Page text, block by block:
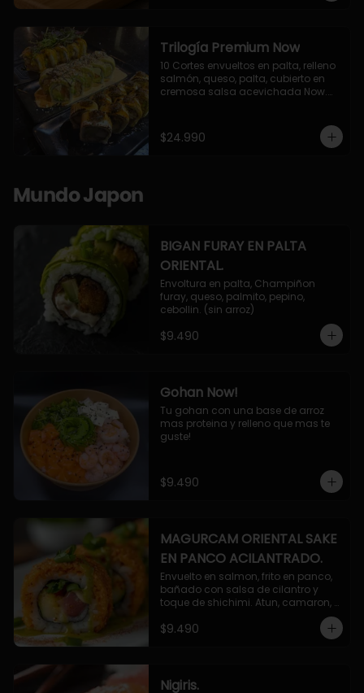
Trilogía Premium Now
10 Cortes envueltos en palta, relleno
salmón, queso, palta, cubierto en
cremosa salsa acevichada Now.
palta, cubierto con topping de
chimichurri de la casa flambeado.
$24.990
Mundo Japon
BIGAN FURAY EN PALTA
ORIENTAL.
Envoltura en palta, Champiñon
furay, queso, palmito, pepino,
cebollin. (sin arroz)
$9.490
Gohan Now!
Tu gohan con una base de arroz
mas proteina y relleno que mas te
guste!
$9.490
MAGURCAM ORIENTAL SAKE
EN PANCO ACILANTRADO.
Envuelto en salmon, frito en panco,
bañado con salsa de cilantro y
toque de shichimi. Atun, camaron,
$9.490
Nigiris.